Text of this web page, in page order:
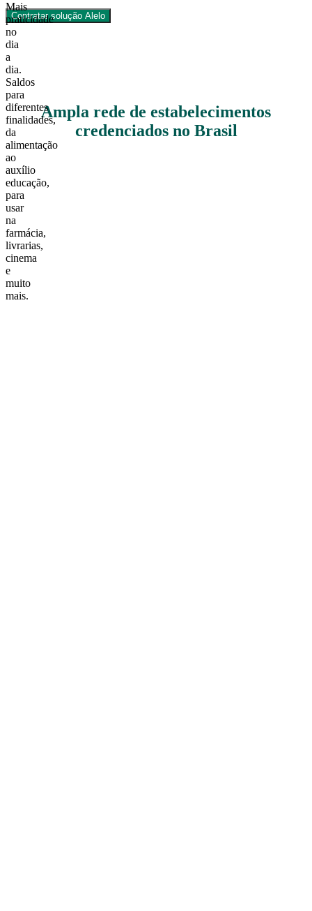
Mais
praticidade
no
dia
a
dia.
Saldos
para
diferentes
finalidades,
da
alimentação
ao
auxílio
educação,
para
usar
na
farmácia,
livrarias,
cinema
e
muito
mais.
Contratar solução Alelo
Ampla rede de estabelecimentos
credenciados no Brasil